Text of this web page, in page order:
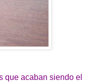
que acaban siendo el